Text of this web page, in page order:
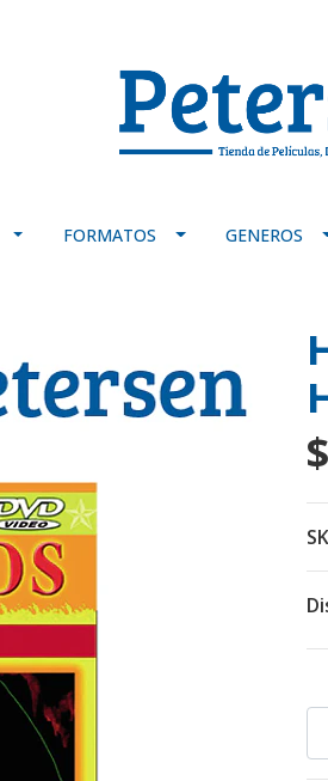
FORMATOS GENEROS